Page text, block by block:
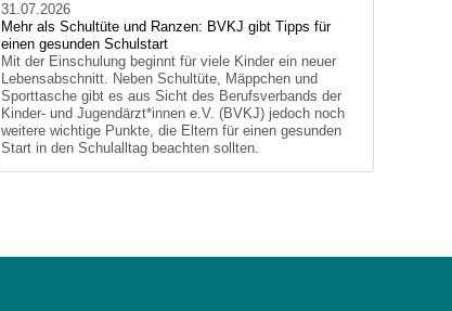
31.07.2026
Mehr als Schultüte und Ranzen: BVKJ gibt Tipps für
einen gesunden Schulstart
Mit der Einschulung beginnt für viele Kinder ein neuer
Lebensabschnitt. Neben Schultüte, Mäppchen und
Sporttasche gibt es aus Sicht des Berufsverbands der
Kinder- und Jugendärzt*innen e.V. (BVKJ) jedoch noch
weitere wichtige Punkte, die Eltern für einen gesunden
Start in den Schulalltag beachten sollten.